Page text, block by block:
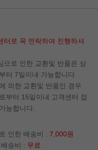
터로 꼭 연락하여 진행하셔
으로 인한 교환및 반품은 상
터 7일이내 가능합니다.
의한 교환및 반품인 경우
부터 15일이내 고객센터 접
능합니다.
인한 배송비 : 7,000원
송비 : 무료